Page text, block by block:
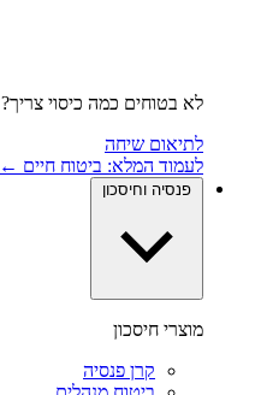
לא בטוחים כמה כיסוי צריך?
לתיאום שיחה
לעמוד המלא: ביטוח חיים ←
פנסיה וחיסכון
מוצרי חיסכון
קרן פנסיה